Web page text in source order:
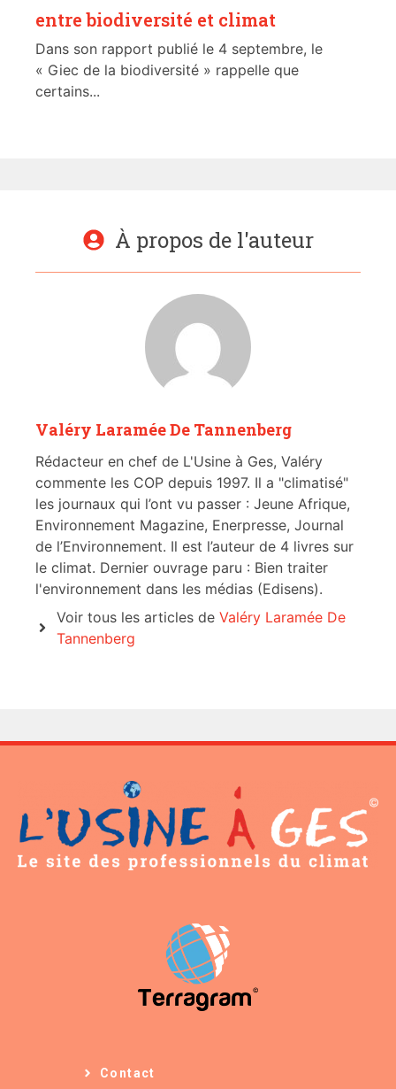
entre biodiversité et climat
Dans son rapport publié le 4 septembre, le
« Giec de la biodiversité » rappelle que
certains...
À propos de l'auteur
Valéry Laramée De Tannenberg
Rédacteur en chef de L'Usine à Ges, Valéry
commente les COP depuis 1997. Il a "climatisé"
les journaux qui l’ont vu passer : Jeune Afrique,
Environnement Magazine, Enerpresse, Journal
de l’Environnement. Il est l’auteur de 4 livres sur
le climat. Dernier ouvrage paru : Bien traiter
l'environnement dans les médias (Edisens).
Voir tous les articles de Valéry Laramée De
Tannenberg
Contact